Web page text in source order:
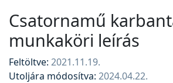
Csatornamű
munkaköri leírás
Feltöltve: 2021.11.19.
Utoljára módosítva: 2024.04.22.